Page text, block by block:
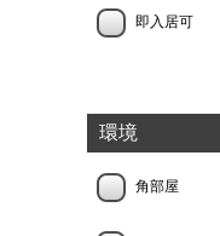
即入居可
環境
角部屋